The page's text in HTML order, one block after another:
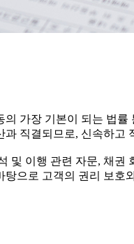
가장 기본이 되는 법
직결되므로, 신속하고
및 이행 관련 자문, 채
으로 고객의 권리 보호